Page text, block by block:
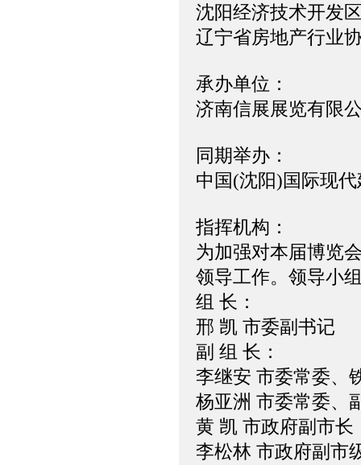
沈阳经济技术开发
辽宁省房地产行业
承办单位：
济南信展展览有限
同期举办：
中国(沈阳)国际现
指挥机构：
为加强对本届博览
领导工作。领导小
组 长：
邢 凯 市委副书记
副 组 长：
李继安 市委常委、
杨亚洲 市委常委、
黄 凯 市政府副市长
李松林 市政府副市